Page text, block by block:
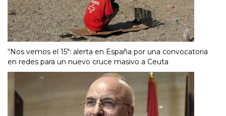
“Nos vemos el 15″: alerta en España por una convocatoria
en redes para un nuevo cruce masivo a Ceuta